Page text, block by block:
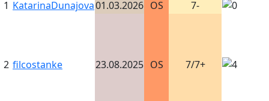
1 KatarinaDunajova01.03.2026 OS 7-
2 filcostanke 23.08.2025 OS 7/7+